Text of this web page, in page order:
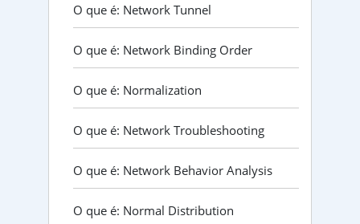
O que é: Network Tunnel
O que é: Network Binding Order
O que é: Normalization
O que é: Network Troubleshooting
O que é: Network Behavior Analysis
O que é: Normal Distribution